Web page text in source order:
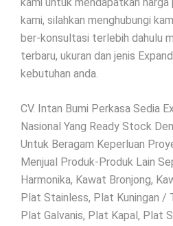
kami, silahkan menghubungi
ber-konsultasi terlebih dahulu
terbaru, ukuran dan jenis
kebutuhan anda.
CV. Intan Bumi Perkasa Sedia
Nasional Yang Ready Stock
Untuk Beragam Keperluan
Menjual Produk-Produk Lain
Harmonika, Kawat Bronjong,
Plat Stainless, Plat Kuningan /
Plat Galvanis, Plat Kapal, Plat